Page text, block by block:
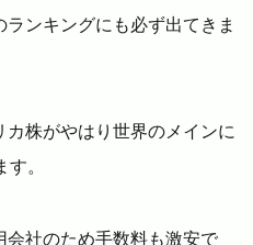
ンキングにも必ず出てきま
株がやはり世界のメインに
。
会社のため手数料も激安で